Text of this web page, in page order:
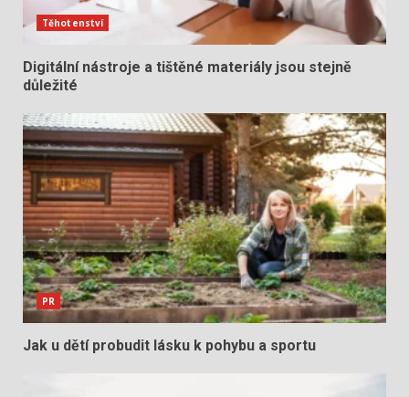
Těhotenství
Digitální nástroje a tištěné materiály jsou stejně
důležité
PR
Jak u dětí probudit lásku k pohybu a sportu